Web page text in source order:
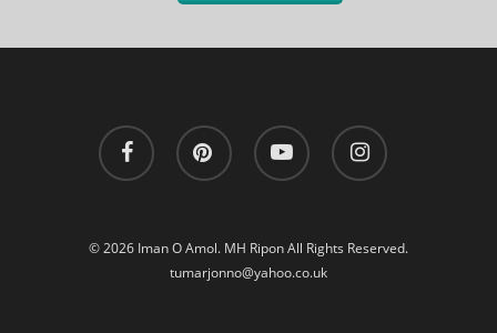
facebook pinterest youtube instagram
© 2026 Iman O Amol. MH Ripon All Rights Reserved.
tumarjonno@yahoo.co.uk